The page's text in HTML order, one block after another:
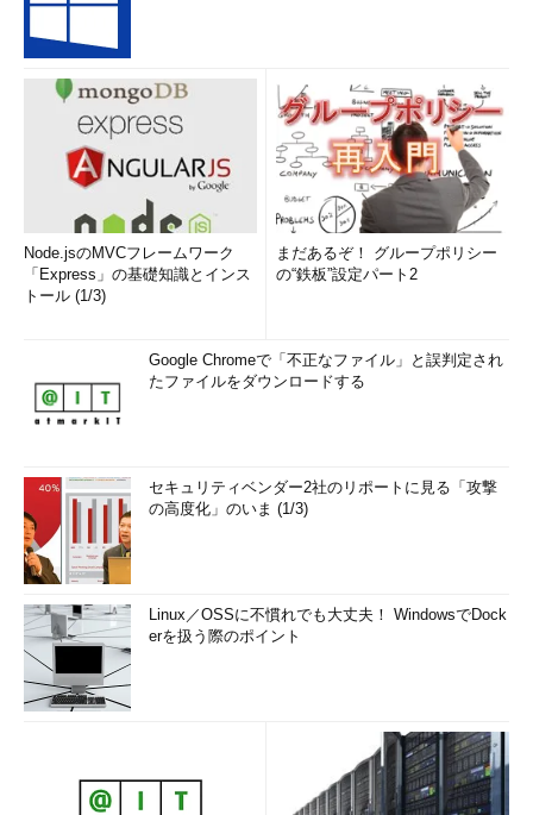
企業の大きな関心事になっています」（佐藤氏）
基幹システムやオンプレミスシステムとの連携はニーズが強い
ものの、企業ごとに環境が大きく変わります。そのため、ISVに
よるソリューション開発が求められる分野であり、実際に登録件
数が多くなっているということです。
Azure Marketplaceを最大限利用できる新しい
管理ポータル
Node.jsのMVCフレームワーク
「Express」の基礎知識とインス
トール (1/3)
まだあるぞ！ グループポリシー
の“鉄板”設定パート2
Google Chromeで「不正なファイル」と誤判定され
たファイルをダウンロードする
セキュリティベンダー2社のリポートに見る「攻撃
の高度化」のいま (1/3)
Linux／OSSに不慣れでも大丈夫！ WindowsでDock
erを扱う際のポイント